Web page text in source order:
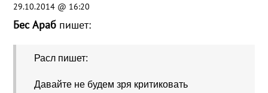
29.10.2014 @ 16:20
Бес Араб пишет:
Расл пишет:
Давайте не будем зря критиковать